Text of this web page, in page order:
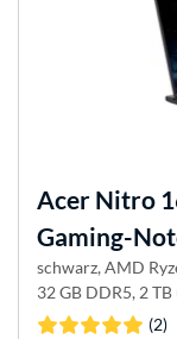
Acer Nitro
Gaming-
schwarz, AMD
32 GB DDR5, 2
(2)